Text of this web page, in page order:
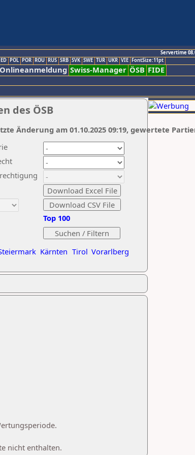
Servertime
POL POR ROU RUS SRB SVK SWE TUR UKR VIE FontSize:11pt
Onlineanmeldung Swiss-Manager ÖSB FIDE
des ÖSB
Kärnten Tirol Vorarlberg
Top 100
Änderung am 01.10.2025 09:19, gewertete
nicht enthalten.